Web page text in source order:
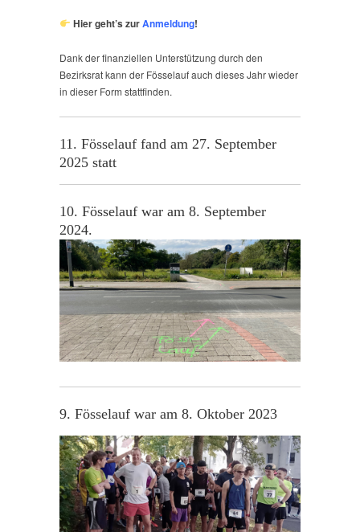
Hier geht’s zurAnmeldung!
Dank der finanziellen Unterstützung durch den
Bezirksrat kann der Fösselauf auch dieses Jahr wieder
in dieser Form stattfinden.
11. Fösselauf fand am 27. September
2025 statt
10. Fösselauf war am 8. September
2024.
9. Fösselauf war am 8. Oktober 2023